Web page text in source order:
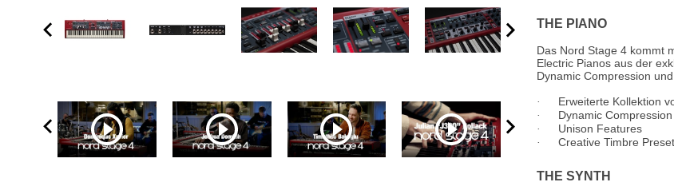
THE PIANO
Das Nord Stage 4 kommt
Electric Pianos aus der
Dynamic Compression und
· Erweiterte Kollektion
· Dynamic Compression
· Unison Features
· Creative Timbre
THE SYNTH